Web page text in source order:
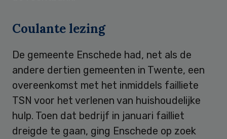
Coulante lezing
De gemeente Enschede had, net als de
andere dertien gemeenten in Twente, een
overeenkomst met het inmiddels failliete
TSN voor het verlenen van huishoudelijke
hulp. Toen dat bedrijf in januari failliet
dreigde te gaan, ging Enschede op zoek